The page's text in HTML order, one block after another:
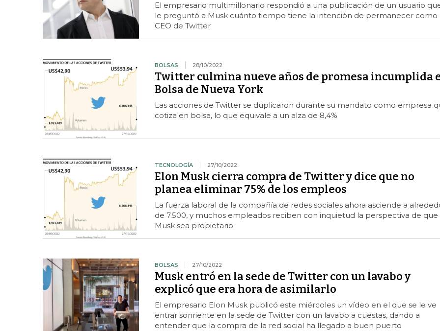
El empresario multimillonario respondió a una publicación de un usuario
le preguntó a Musk cuánto tiempo tiene la intención de permanecer como
CEO de Twitter
BOLSAS 28/10/2022
Twitter culmina nueve años de promesa incumplida
Bolsa de Nueva York
Las acciones de Twitter se duplicaron durante su mandato como empresa
cotiza en bolsa, lo que equivale a un alza de 8,4%
TECNOLOGÍA 27/10/2022
Elon Musk cierra compra de Twitter y dice que no
planea eliminar 75% de los empleos
La fuerza laboral de la compañía de redes sociales ahora asciende a
de 7.500, y muchos empleados reciben con inquietud la perspectiva de que
Musk sea propietario
BOLSAS 27/10/2022
Musk entró en la sede de Twitter con un lavabo y
explicó que era hora de asimilarlo
El empresario Elon Musk publicó este miércoles un vídeo en el que se le ve
entrar sonriente en la sede de Twitter con un lavabo a cuestas, dando a
entender que la compra de la red social ha llegado a buen puerto